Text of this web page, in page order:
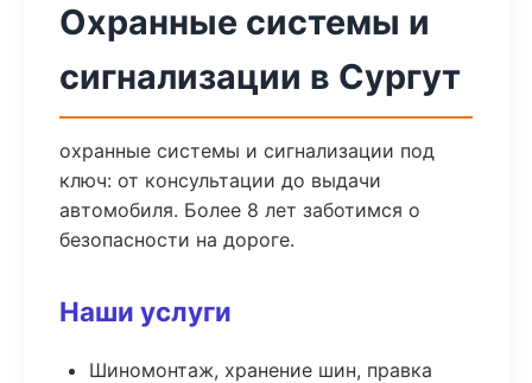
Охранные системы и
сигнализации в Сургут
охранные системы и сигнализации под
ключ: от консультации до выдачи
автомобиля. Более 8 лет заботимся о
безопасности на дороге.
Наши услуги
Шиномонтаж, хранение шин, правка